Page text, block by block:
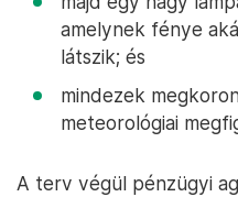
amelynek fénye
látszik; és
mindezek
meteorológiai
A terv végül pénzügyi